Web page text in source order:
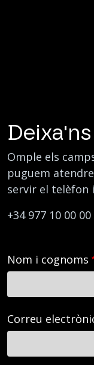
Omple els
puguem
servir el telèfon
+34 977 10 00 00
Nom i cognoms
Correu